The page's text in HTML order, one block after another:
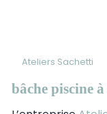
Ateliers Sachetti
bâche piscine